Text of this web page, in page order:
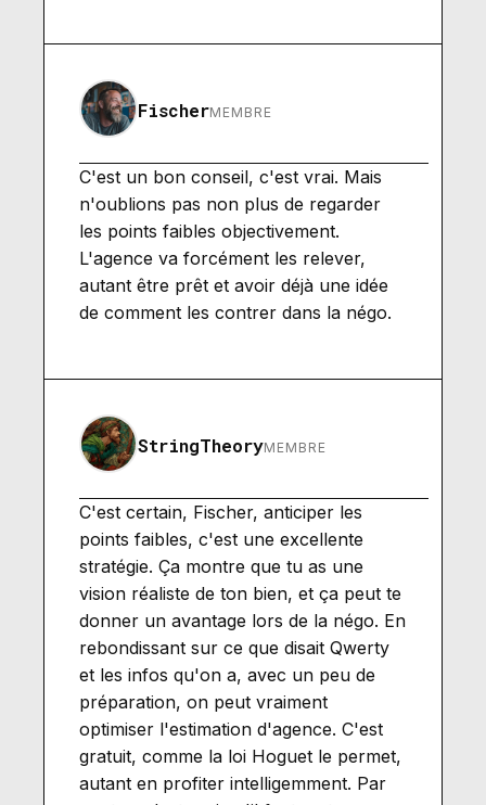
FischerMEMBRE
C'est un bon conseil, c'est vrai. Mais
n'oublions pas non plus de regarder
les points faibles objectivement.
L'agence va forcément les relever,
autant être prêt et avoir déjà une idée
de comment les contrer dans la négo.
StringTheoryMEMBRE
C'est certain, Fischer, anticiper les
points faibles, c'est une excellente
stratégie. Ça montre que tu as une
vision réaliste de ton bien, et ça peut te
donner un avantage lors de la négo. En
rebondissant sur ce que disait Qwerty
et les infos qu'on a, avec un peu de
préparation, on peut vraiment
optimiser l'estimation d'agence. C'est
gratuit, comme la loi Hoguet le permet,
autant en profiter intelligemment. Par